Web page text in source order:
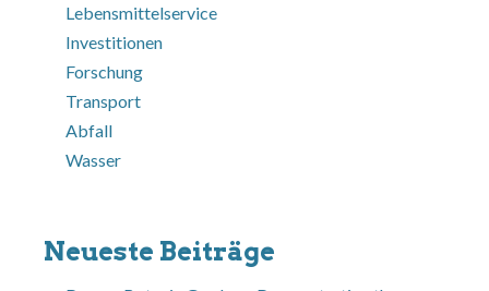
Lebensmittelservice
Investitionen
Forschung
Transport
Abfall
Wasser
Neueste Beiträge